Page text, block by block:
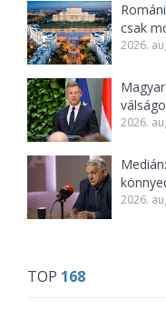
csak
2026.
2026.
2026.
TOP 168